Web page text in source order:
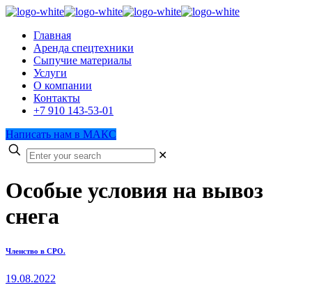
Главная
Аренда спецтехники
Сыпучие материалы
Услуги
О компании
Контакты
+7 910 143-53-01
Написать нам в МАКС
✕
Особые условия на вывоз
снега
Членство в СРО.
19.08.2022